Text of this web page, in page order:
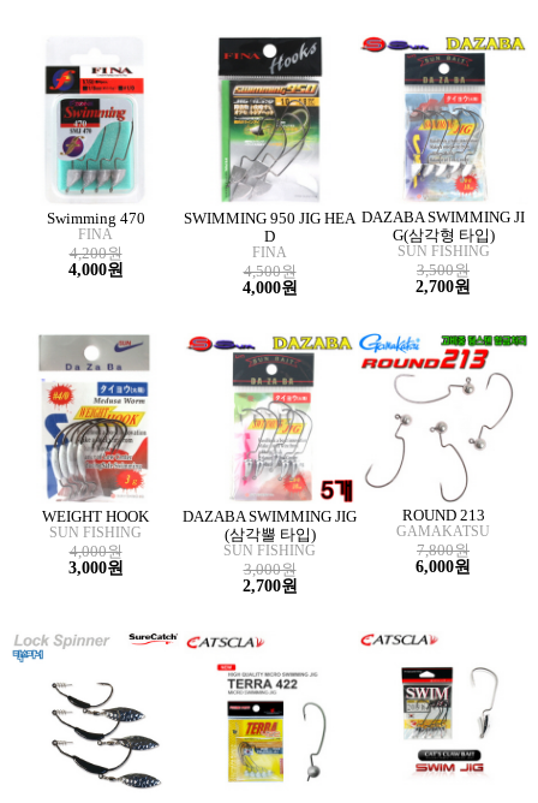
Swimming 470
FINA
4,200원
4,000원
SWIMMING 950 JIG HEA
D
FINA
4,500원
4,000원
DAZABA SWIMMING JI
G(삼각형 타입)
SUN FISHING
3,500원
2,700원
WEIGHT HOOK
SUN FISHING
4,000원
3,000원
DAZABA SWIMMING JIG
(삼각뿔 타입)
SUN FISHING
3,000원
2,700원
ROUND 213
GAMAKATSU
7,800원
6,000원